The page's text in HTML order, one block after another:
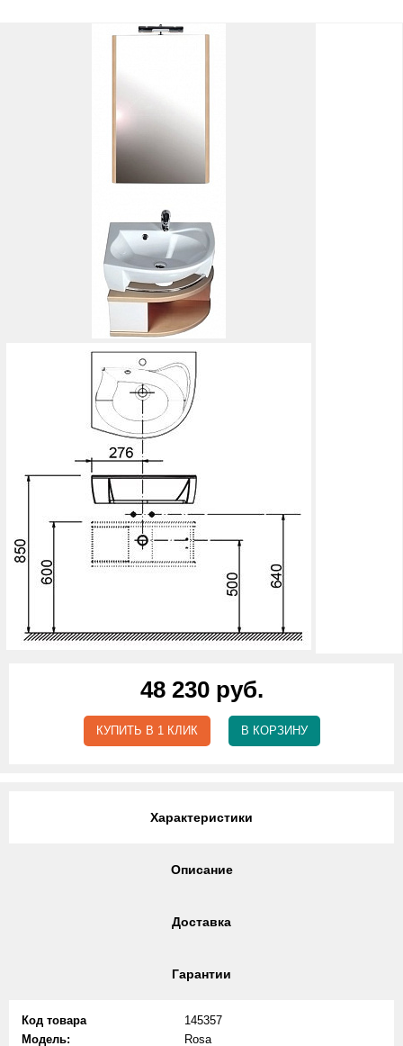
48 230 руб.
КУПИТЬ В 1 КЛИК В КОРЗИНУ
Характеристики
Описание
Доставка
Гарантии
Код товара
145357
Модель:
Rosa